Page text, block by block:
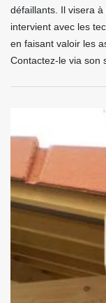
défaillants. Il visera
intervient avec les
en faisant valoir les
Contactez-le via son